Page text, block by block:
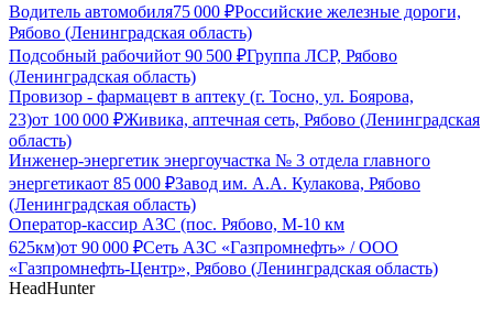
Водитель автомобиля75 000 ₽Российские железные дороги,
Рябово (Ленинградская область)
Подсобный рабочийот 90 500 ₽Группа ЛСР, Рябово
(Ленинградская область)
Провизор - фармацевт в аптеку (г. Тосно, ул. Боярова,
23)от 100 000 ₽Живика, аптечная сеть, Рябово (Ленинградская
область)
Инженер-энергетик энергоучастка № 3 отдела главного
энергетикаот 85 000 ₽Завод им. А.А. Кулакова, Рябово
(Ленинградская область)
Оператор-кассир АЗС (пос. Рябово, М-10 км
625км)от 90 000 ₽Сеть АЗС «Газпромнефть» / ООО
«Газпромнефть-Центр», Рябово (Ленинградская область)
HeadHunter